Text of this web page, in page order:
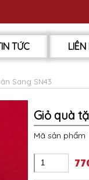
TIN TỨC
Sang SN43
Giỏ quà
Mã sản phẩm